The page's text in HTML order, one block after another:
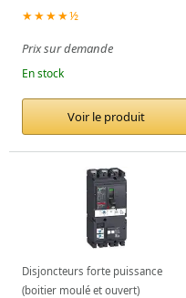
★★★★½
Prix sur demande
En stock
Voir le produit
Disjoncteurs forte puissance
(boitier moulé et ouvert)